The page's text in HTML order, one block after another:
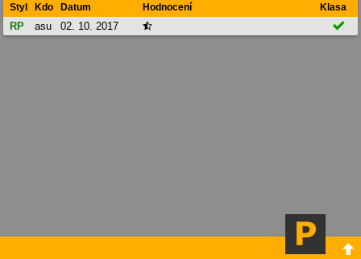
Styl Kdo Datum Hodnocení Klasa
RP asu 02. 10. 2017  
